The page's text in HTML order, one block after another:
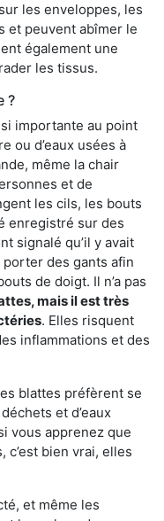
les enveloppes, les
et peuvent abîmer le
également une
les tissus.
?
importante au point
ou d’eaux usées à
même la chair
et de
les cils, les bouts
enregistré sur des
signalé qu’il y avait
des gants afin
de doigt. Il n’a pas
mais il est très
. Elles risquent
inflammations et des
blattes préfèrent se
et d’eaux
vous apprenez que
c’est bien vrai, elles
et même les